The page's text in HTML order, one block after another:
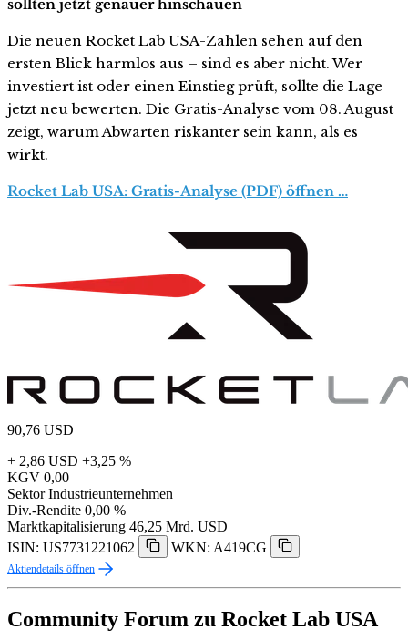
sollten jetzt genauer hinschauen
Die neuen Rocket Lab USA-Zahlen sehen auf den
ersten Blick harmlos aus – sind es aber nicht. Wer
investiert ist oder einen Einstieg prüft, sollte die Lage
jetzt neu bewerten. Die Gratis-Analyse vom 08. August
zeigt, warum Abwarten riskanter sein kann, als es
wirkt.
Rocket Lab USA: Gratis-Analyse (PDF) öffnen …
90,76 USD
+ 2,86 USD +3,25 %
KGV 0,00
Sektor Industrieunternehmen
Div.-Rendite 0,00 %
Marktkapitalisierung 46,25 Mrd. USD
ISIN: US7731221062
WKN: A419CG
Aktiendetails öffnen
Community Forum zu Rocket Lab USA